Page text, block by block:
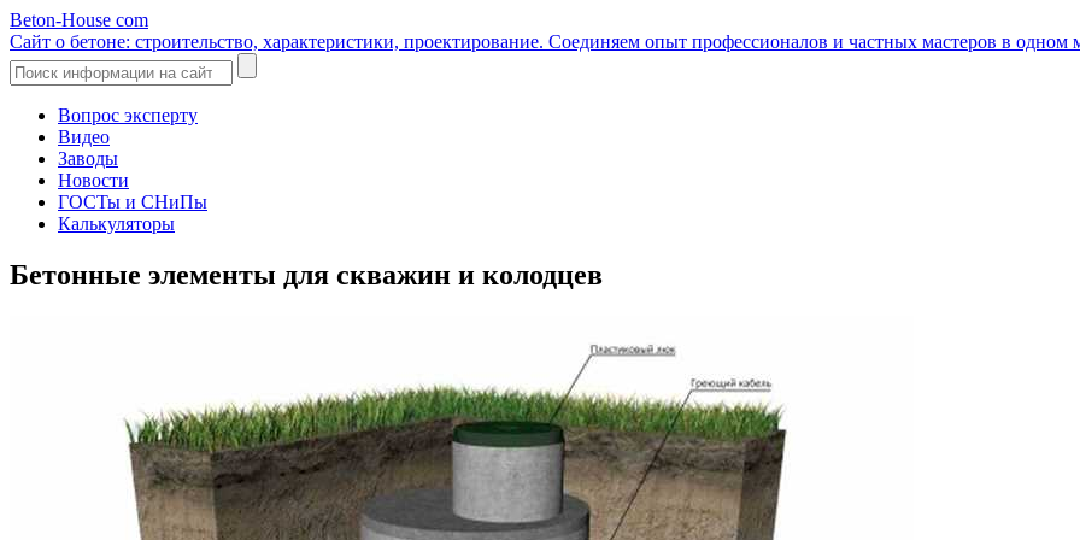
Beton-House com
Сайт о бетоне: строительство, характеристики, проектирование. Соединяем опыт профессионалов и частных мастеров в одном
Вопрос эксперту
Видео
Заводы
Новости
ГОСТы и СНиПы
Калькуляторы
Бетонные элементы для скважин и колодцев